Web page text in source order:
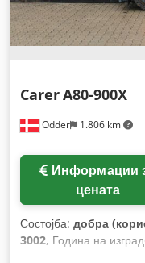
Odder 1.806 km
CarerA80-900X
цената
Состојба: добра
3002, Година на